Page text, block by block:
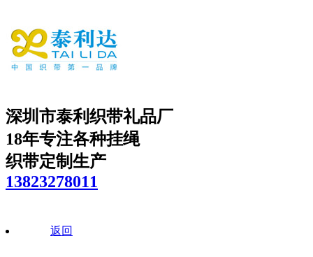
深圳市泰利织带礼品厂
18年专注各种挂绳
织带定制生产
13823278011
返回